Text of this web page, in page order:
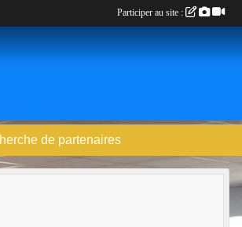
de partenaires
Participer au site :